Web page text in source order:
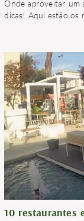
Onde aproveitar um
dicas! Aqui estão os
10 restaurantes